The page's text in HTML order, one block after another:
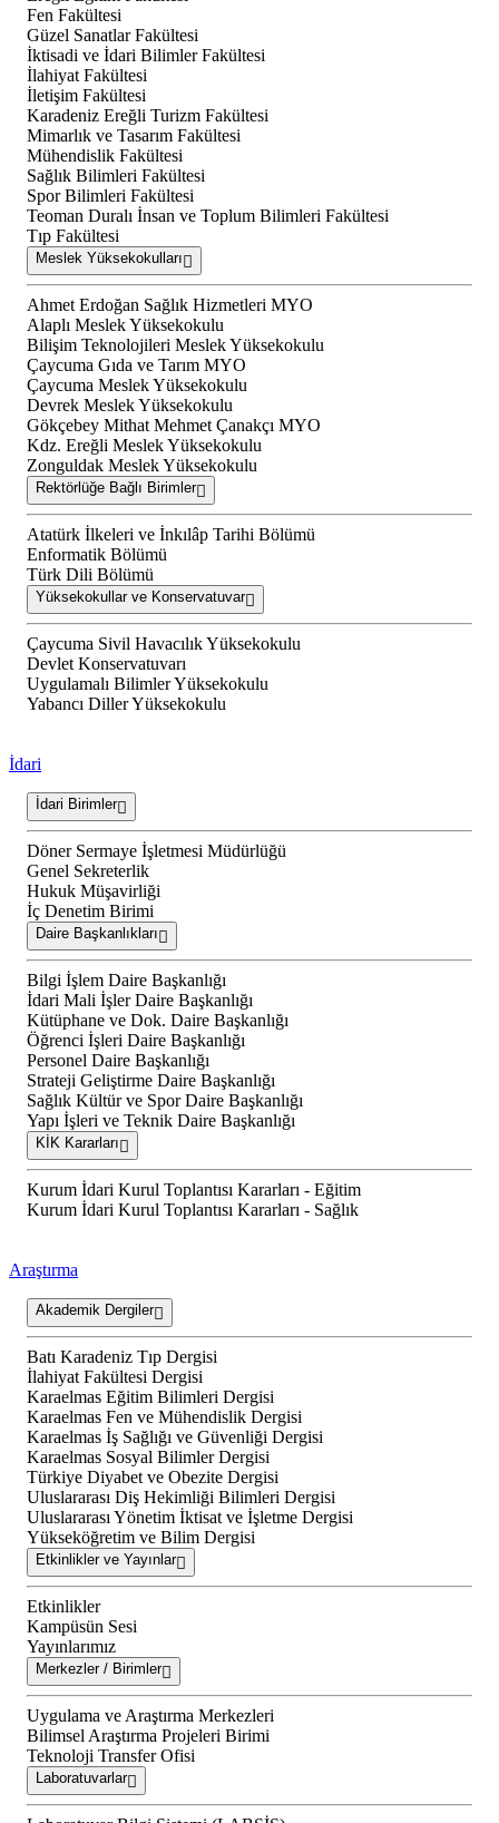
Fen Fakültesi
Güzel Sanatlar Fakültesi
İktisadi ve İdari Bilimler Fakültesi
İlahiyat Fakültesi
İletişim Fakültesi
Karadeniz Ereğli Turizm Fakültesi
Mimarlık ve Tasarım Fakültesi
Mühendislik Fakültesi
Sağlık Bilimleri Fakültesi
Spor Bilimleri Fakültesi
Teoman Duralı İnsan ve Toplum Bilimleri Fakültesi
Tıp Fakültesi
Meslek Yüksekokulları
Ahmet Erdoğan Sağlık Hizmetleri MYO
Alaplı Meslek Yüksekokulu
Bilişim Teknolojileri Meslek Yüksekokulu
Çaycuma Gıda ve Tarım MYO
Çaycuma Meslek Yüksekokulu
Devrek Meslek Yüksekokulu
Gökçebey Mithat Mehmet Çanakçı MYO
Kdz. Ereğli Meslek Yüksekokulu
Zonguldak Meslek Yüksekokulu
Rektörlüğe Bağlı Birimler
Atatürk İlkeleri ve İnkılâp Tarihi Bölümü
Enformatik Bölümü
Türk Dili Bölümü
Yüksekokullar ve Konservatuvar
Çaycuma Sivil Havacılık Yüksekokulu
Devlet Konservatuvarı
Uygulamalı Bilimler Yüksekokulu
Yabancı Diller Yüksekokulu
İdari
İdari Birimler
Döner Sermaye İşletmesi Müdürlüğü
Genel Sekreterlik
Hukuk Müşavirliği
İç Denetim Birimi
Daire Başkanlıkları
Bilgi İşlem Daire Başkanlığı
İdari Mali İşler Daire Başkanlığı
Kütüphane ve Dok. Daire Başkanlığı
Öğrenci İşleri Daire Başkanlığı
Personel Daire Başkanlığı
Strateji Geliştirme Daire Başkanlığı
Sağlık Kültür ve Spor Daire Başkanlığı
Yapı İşleri ve Teknik Daire Başkanlığı
KİK Kararları
Kurum İdari Kurul Toplantısı Kararları - Eğitim
Kurum İdari Kurul Toplantısı Kararları - Sağlık
Araştırma
Akademik Dergiler
Batı Karadeniz Tıp Dergisi
İlahiyat Fakültesi Dergisi
Karaelmas Eğitim Bilimleri Dergisi
Karaelmas Fen ve Mühendislik Dergisi
Karaelmas İş Sağlığı ve Güvenliği Dergisi
Karaelmas Sosyal Bilimler Dergisi
Türkiye Diyabet ve Obezite Dergisi
Uluslararası Diş Hekimliği Bilimleri Dergisi
Uluslararası Yönetim İktisat ve İşletme Dergisi
Yükseköğretim ve Bilim Dergisi
Etkinlikler ve Yayınlar
Etkinlikler
Kampüsün Sesi
Yayınlarımız
Merkezler / Birimler
Uygulama ve Araştırma Merkezleri
Bilimsel Araştırma Projeleri Birimi
Teknoloji Transfer Ofisi
Laboratuvarlar